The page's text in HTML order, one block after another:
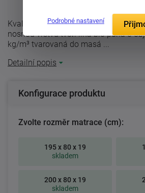
Kvalitní matrace Ronda 1+1 zdarma,
nosnou vrstvu tvoří líná bio pěna o
kg/m³ tvarovaná do masá ...
Detailní popis
Konfigurace produktu
Zvolte rozměr matrace (cm):
195 x 80 x 19
skladem
200 x 80 x 19
skladem
Podrobné nastavení